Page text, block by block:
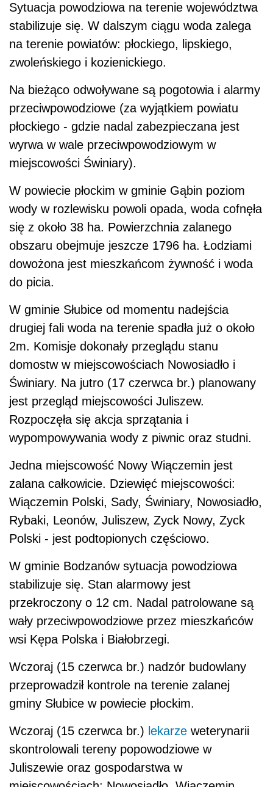
Sytuacja powodziowa na terenie województwa
stabilizuje się. W dalszym ciągu woda zalega
na terenie powiatów: płockiego, lipskiego,
zwoleńskiego i kozienickiego.
Na bieżąco odwoływane są pogotowia i alarmy
przeciwpowodziowe (za wyjątkiem powiatu
płockiego - gdzie nadal zabezpieczana jest
wyrwa w wale przeciwpowodziowym w
miejscowości Świniary).
W powiecie płockim w gminie Gąbin poziom
wody w rozlewisku powoli opada, woda cofnęła
się z około 38 ha. Powierzchnia zalanego
obszaru obejmuje jeszcze 1796 ha. Łodziami
dowożona jest mieszkańcom żywność i woda
do picia.
W gminie Słubice od momentu nadejścia
drugiej fali woda na terenie spadła już o około
2m. Komisje dokonały przeglądu stanu
domostw w miejscowościach Nowosiadło i
Świniary. Na jutro (17 czerwca br.) planowany
jest przegląd miejscowości Juliszew.
Rozpoczęła się akcja sprzątania i
wypompowywania wody z piwnic oraz studni.
Jedna miejscowość Nowy Wiączemin jest
zalana całkowicie. Dziewięć miejscowości:
Wiączemin Polski, Sady, Świniary, Nowosiadło,
Rybaki, Leonów, Juliszew, Zyck Nowy, Zyck
Polski - jest podtopionych częściowo.
W gminie Bodzanów sytuacja powodziowa
stabilizuje się. Stan alarmowy jest
przekroczony o 12 cm. Nadal patrolowane są
wały przeciwpowodziowe przez mieszkańców
wsi Kępa Polska i Białobrzegi.
Wczoraj (15 czerwca br.) nadzór budowlany
przeprowadził kontrole na terenie zalanej
gminy Słubice w powiecie płockim.
Wczoraj (15 czerwca br.) lekarze weterynarii
skontrolowali tereny popowodziowe w
Juliszewie oraz gospodarstwa w